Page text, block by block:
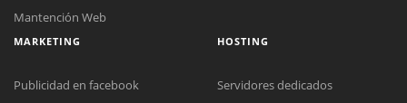
Mantención Web
MARKETING
Publicidad en facebook
HOSTING
Servidores dedicados